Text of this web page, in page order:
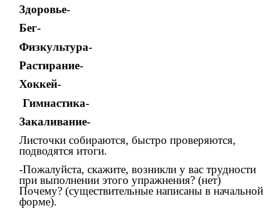
Здоровье-
Бег-
Физкультура-
Растирание-
Хоккей-
Гимнастика-
Закаливание-
Листочки собираются, быстро проверяются,
подводятся итоги.
-Пожалуйста, скажите, возникли у вас трудности
при выполнении этого упражнения? (нет)
Почему? (существительные написаны в начальной
форме).